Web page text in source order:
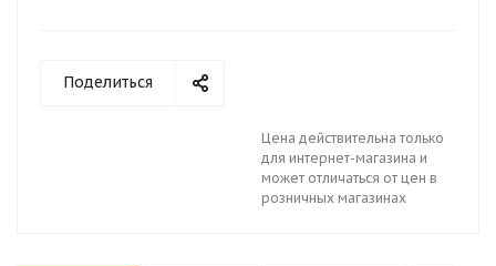
Поделиться
Цена действительна только
для интернет-магазина и
может отличаться от цен в
розничных магазинах